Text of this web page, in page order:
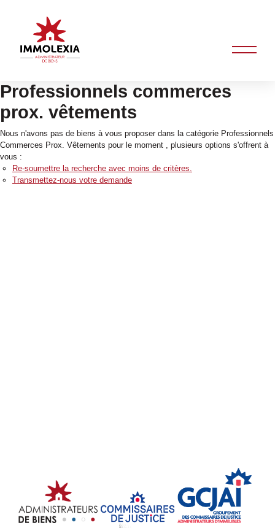
Professionnels commerces
prox. vêtements
Nous n'avons pas de biens à vous proposer dans la catégorie Professionnels
Commerces Prox. Vêtements pour le moment , plusieurs options s'offrent à
vous :
Re-soumettre la recherche avec moins de critères.
Transmettez-nous votre demande